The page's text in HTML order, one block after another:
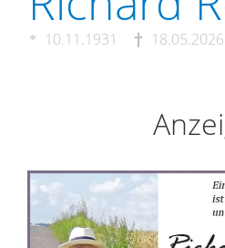
10.11.1931 18.05.2026